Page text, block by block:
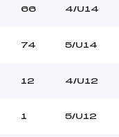
66 4/U14
74 5/U14
12 4/U12
1 5/U12